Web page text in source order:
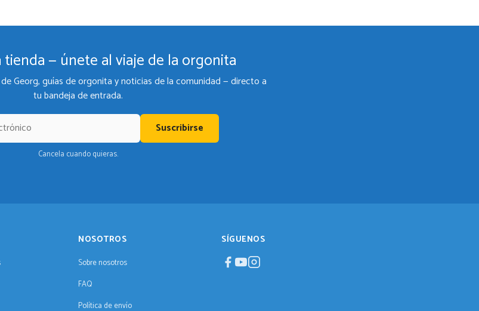
tienda — únete al viaje de la orgonita
Georg, guías de orgonita y noticias de la comunidad — directo a
tu bandeja de entrada.
Suscribirse
Cancela cuando quieras.
NOSOTROS
Sobre nosotros
FAQ
Política de envío
SÍGUENOS